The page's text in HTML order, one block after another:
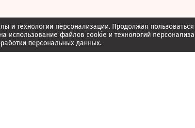
и технологии персонализации. Продолжая
на использование файлов cookie и технологий
персональных данных.